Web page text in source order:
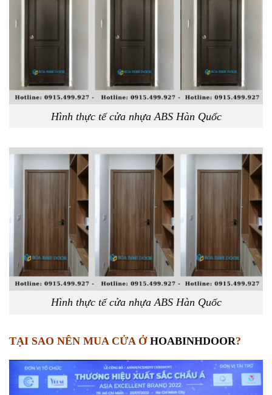
Hình thực tế cửa nhựa ABS Hàn Quốc
Hình thực tế cửa nhựa ABS Hàn Quốc
TẠI SAO NÊN MUA CỬA Ở HOABINHDOOR?